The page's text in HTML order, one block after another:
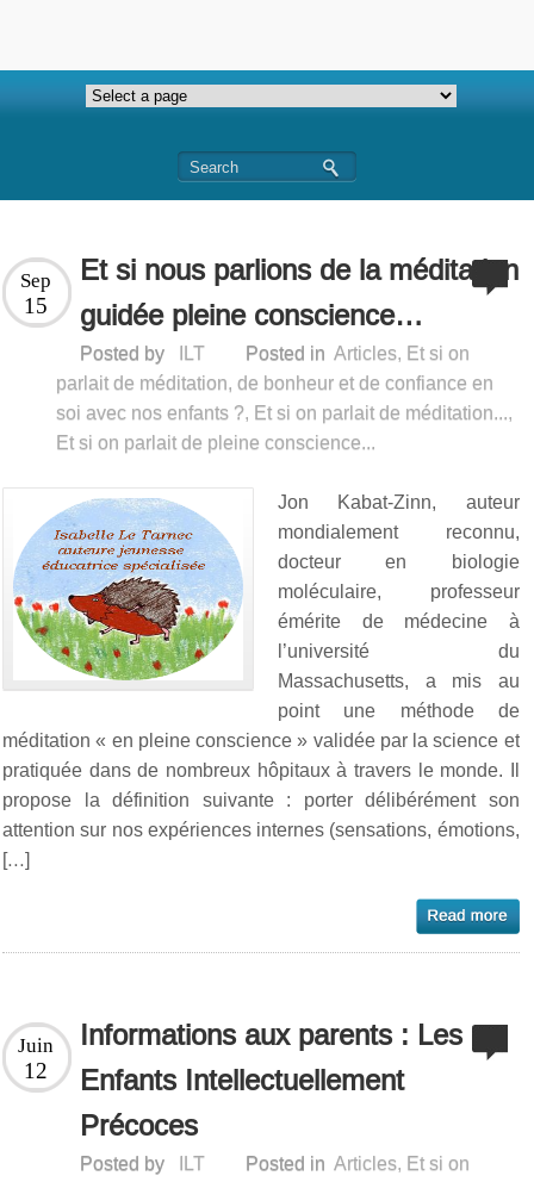
Et si nous parlions de la méditation
guidée pleine conscience…
Sep
15
Posted by ILT Posted in Articles, Et si on
parlait de méditation, de bonheur et de confiance en
soi avec nos enfants ?, Et si on parlait de méditation...,
Et si on parlait de pleine conscience...
Jon Kabat-Zinn, auteur
mondialement reconnu,
docteur en biologie
moléculaire, professeur
émérite de médecine à
l’université du
Massachusetts, a mis au
point une méthode de
méditation « en pleine conscience » validée par la science et
pratiquée dans de nombreux hôpitaux à travers le monde. Il
propose la définition suivante : porter délibérément son
attention sur nos expériences internes (sensations, émotions,
[…]
Informations aux parents : Les
Enfants Intellectuellement
Précoces
Juin
12
Posted by ILT Posted in Articles, Et si on